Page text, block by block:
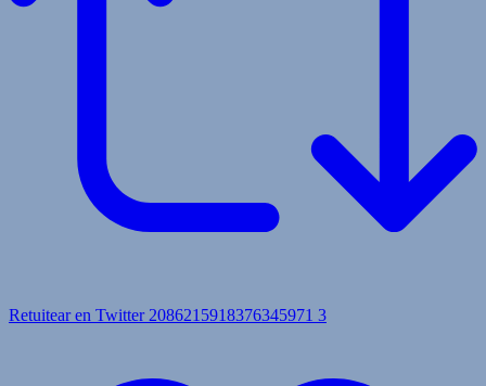
Retuitear en Twitter 2086215918376345971 3